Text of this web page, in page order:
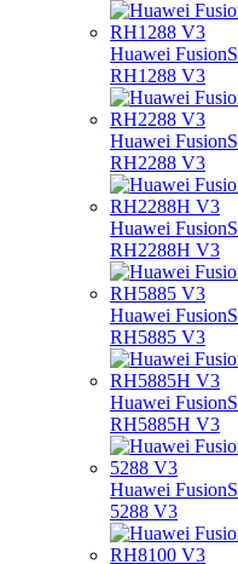
Huawei
RH1288 V3
Huawei
RH2288 V3
Huawei
RH2288H V3
Huawei
RH5885 V3
Huawei
RH5885H V3
Huawei
5288 V3